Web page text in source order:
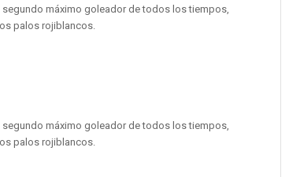
segundo máximo goleador de todos los tiempos,
palos rojiblancos.
segundo máximo goleador de todos los tiempos,
palos rojiblancos.